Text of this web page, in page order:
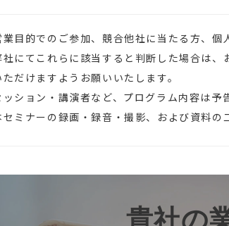
業目的でのご参加、競合他社に当たる方、
社にてこれらに該当すると判断した場合は
ただけますようお願いいたします。
ッション・講演者など、プログラム内容は
セミナーの録画・録音・撮影、および資料の
貴社の